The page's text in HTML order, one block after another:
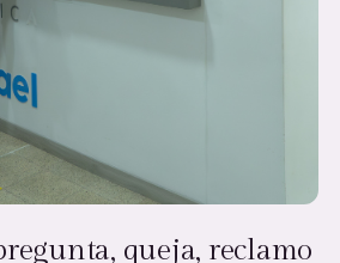
queja, reclamo